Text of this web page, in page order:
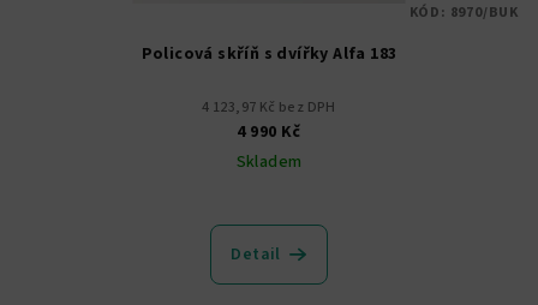
Policová skříň s dvířky Alfa 183
4 123,97 Kč bez DPH
4 990 Kč
Skladem
Detail
KÓD: 8970/BUK